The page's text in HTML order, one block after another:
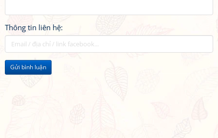
Thông tin liên hệ:
Gửi bình luận